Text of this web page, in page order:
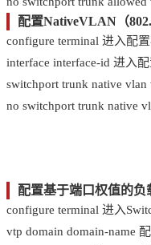
配置NativeVLAN（
configure terminal 进入配
interface interface-id 进入
switchport trunk native
no switchport trunk native
配置基于端口权值的负
configure terminal 进入
vtp domain domain-name